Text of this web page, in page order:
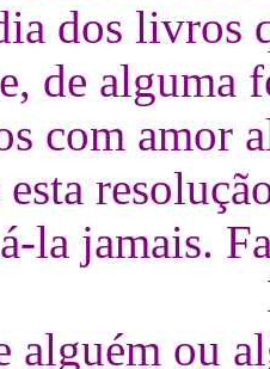
dos livros
de alguma
com amor
la jamais.
alguém ou